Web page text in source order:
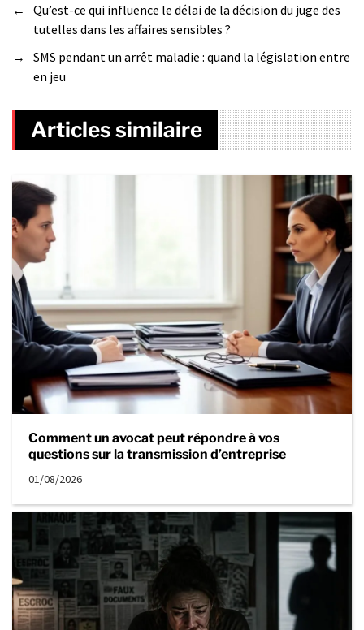
←
Qu’est-ce qui influence le délai de la décision du juge des
tutelles dans les affaires sensibles ?
→
SMS pendant un arrêt maladie : quand la législation entre
en jeu
Articles similaire
Comment un avocat peut répondre à vos
questions sur la transmission d’entreprise
01/08/2026